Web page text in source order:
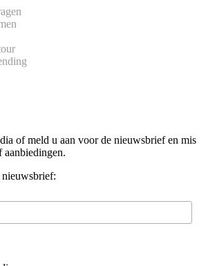
of meld u aan voor de nieuwsbrief en mis
aanbiedingen.